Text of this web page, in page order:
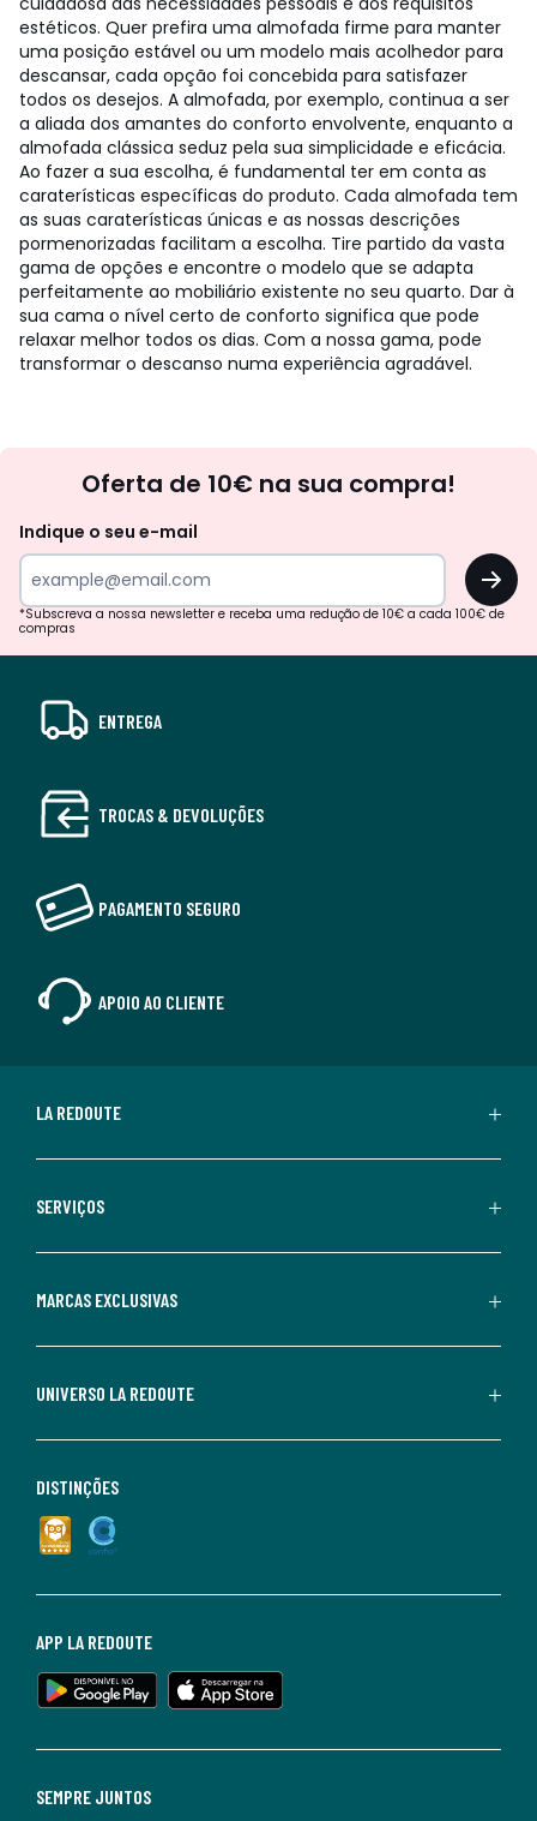
estéticos. Quer prefira uma almofada firme para manter
uma posição estável ou um modelo mais acolhedor para
descansar, cada opção foi concebida para satisfazer
todos os desejos. A almofada, por exemplo, continua a ser
a aliada dos amantes do conforto envolvente, enquanto a
almofada clássica seduz pela sua simplicidade e eficácia.
Ao fazer a sua escolha, é fundamental ter em conta as
caraterísticas específicas do produto. Cada almofada tem
as suas caraterísticas únicas e as nossas descrições
pormenorizadas facilitam a escolha. Tire partido da vasta
gama de opções e encontre o modelo que se adapta
perfeitamente ao mobiliário existente no seu quarto. Dar à
sua cama o nível certo de conforto significa que pode
relaxar melhor todos os dias. Com a nossa gama, pode
transformar o descanso numa experiência agradável.
Oferta de 10€ na sua compra!
Indique o seu e-mail
OK
*Subscreva a nossa newsletter e receba uma redução de 10€ a cada 100€ de
compras
ENTREGA
TROCAS & DEVOLUÇÕES
PAGAMENTO SEGURO
APOIO AO CLIENTE
LA REDOUTE
SERVIÇOS
MARCAS EXCLUSIVAS
UNIVERSO LA REDOUTE
SEMPRE JUNTOS
APP LA REDOUTE
DISTINÇÕES